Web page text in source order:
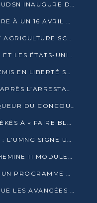
ENSEIGNEMENT SUPÉRIEUR : L’UDSN INAUGURE DES LABORATOIRES POUR BOOSTER LA FORMATION PRATIQUE
LA « VAGUE BLEUE » SE PRÉPARE À UN 16 AVRIL HISTORIQUE
LE CRS ALLIE EAU POTABLE ET AGRICULTURE SCOLAIRE AU CŒUR DE LA TRANSFORMATION DES ÉCOLES RURALES
CANTINES SCOLAIRES : LE PAM ET LES ÉTATS-UNIS AU CONTACT DES ÉCOLIERS DE KINKALA
LE RAPPEUR FREUD VINCES REMIS EN LIBERTÉ SOUS PRESSION MÉDIATIQUE
POINTE-NOIRE : INDIGNATION APRÈS L’ARRESTATION DU RAPPEUR FREUD VINCES
OWEN OKANDZE SACRÉ VAINQUEUR DU CONCOURS SLAM POUR LA VIE
NINON GOUAMBA INVITE LES TÉKÉS À « FAIRE BLOC » POUR PESER DANS LE DÉBAT NATIONAL
COOPÉRATION UNIVERSITAIRE : L’UMNG SIGNE UN ACCORD STRATÉGIQUE AVEC L’UNIVERSITÉ HAINAN EN CHINE
LOGISTIQUE : AGL CONGO ACHEMINE 11 MODULES GÉANTS JUSQU’À BRAZZAVILLE
LA BANQUE MONDIALE LANCE UN PROGRAMME DE 394 MILLIONS DE DOLLARS POUR LE BASSIN DU CONGO
POINTE-NOIRE : LE PAPN ÉVALUE LES AVANCÉES DU MÔLE EST